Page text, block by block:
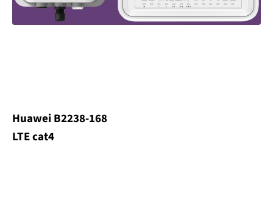
Huawei B2238-168
LTE cat4